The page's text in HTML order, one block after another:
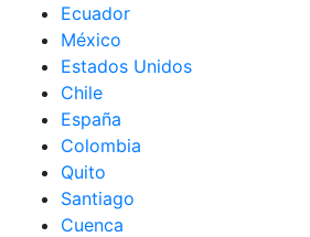
Ecuador
México
Estados Unidos
Chile
España
Colombia
Quito
Santiago
Cuenca